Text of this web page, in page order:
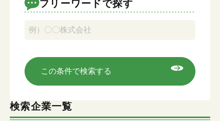
フリーワードで探す
この条件で検索する
検索企業一覧